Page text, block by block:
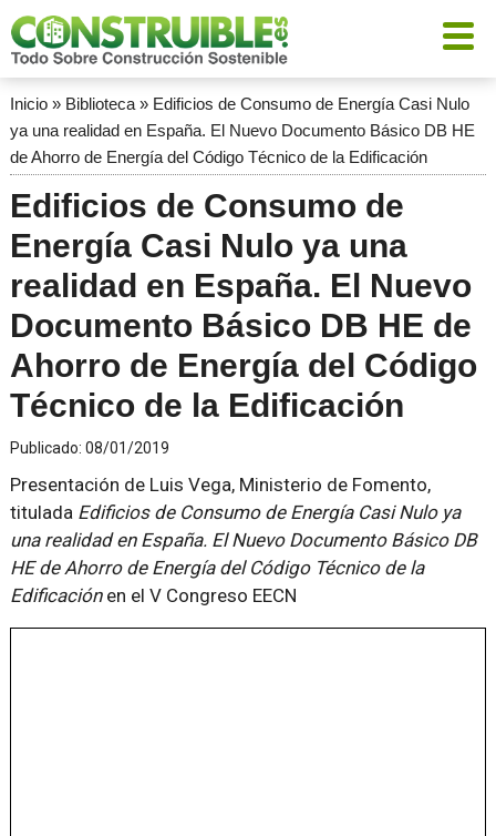
Inicio» Biblioteca» Edificios de Consumo de Energía Casi Nulo
ya una realidad en España. El Nuevo Documento Básico DB HE
de Ahorro de Energía del Código Técnico de la Edificación
Edificios de Consumo de
Energía Casi Nulo ya una
realidad en España. El Nuevo
Documento Básico DB HE de
Ahorro de Energía del Código
Técnico de la Edificación
Publicado: 08/01/2019
Presentación de Luis Vega, Ministerio de Fomento,
titulada Edificios de Consumo de Energía Casi Nulo ya
una realidad en España. El Nuevo Documento Básico DB
HE de Ahorro de Energía del Código Técnico de la
Edificaciónen el V Congreso EECN